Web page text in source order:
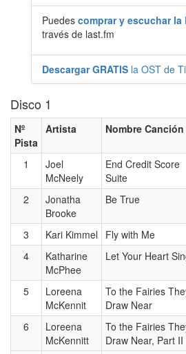
Puedes comprar y escuchar la
través de last.fm
Descargar GRATIS la OST de
Disco 1
Nº
Pista
Artista Nombre Canción
1
Joel
McNeely
End Credit Score
Suite
2
Jonatha
Brooke
Be True
3 Kari Kimmel Fly with Me
4
Katharine
McPhee
Let Your Heart
5
Loreena
McKennit
To the Fairies
Draw Near
6
Loreena
McKennitt
To the Fairies
Draw Near, Part II